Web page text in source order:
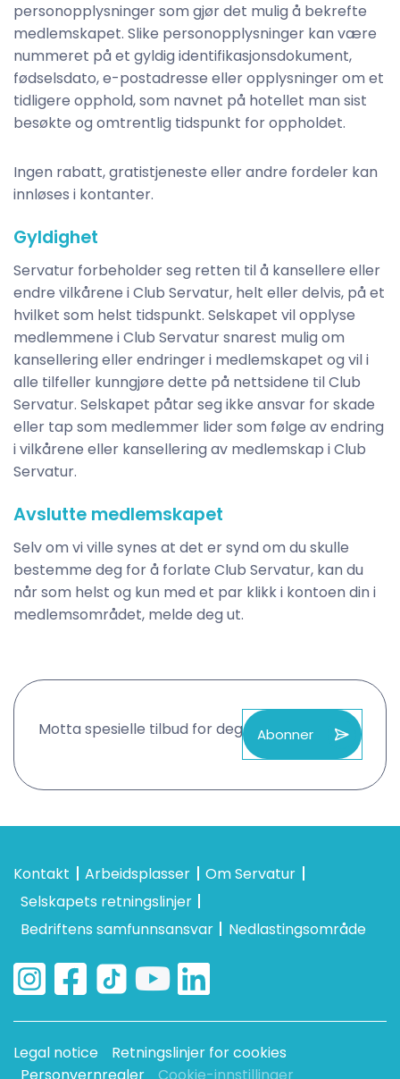
personopplysninger som gjør det mulig å bekrefte
medlemskapet. Slike personopplysninger kan være
nummeret på et gyldig identifikasjonsdokument,
fødselsdato, e-postadresse eller opplysninger om et
tidligere opphold, som navnet på hotellet man sist
besøkte og omtrentlig tidspunkt for oppholdet. ​
Ingen rabatt, gratistjeneste eller andre fordeler kan
innløses i kontanter.
Gyldighet
Servatur forbeholder seg retten til å kansellere eller
endre vilkårene i Club Servatur, helt eller delvis, på et
hvilket som helst tidspunkt. Selskapet vil opplyse
medlemmene i Club Servatur snarest mulig om
kansellering eller endringer i medlemskapet og vil i
alle tilfeller kunngjøre dette på nettsidene til Club
Servatur. Selskapet påtar seg ikke ansvar for skade
eller tap som medlemmer lider som følge av endring
i vilkårene eller kansellering av medlemskap i Club
Servatur.
Avslutte medlemskapet
Selv om vi ville synes at det er synd om du skulle
bestemme deg for å forlate Club Servatur, kan du
når som helst og kun med et par klikk i kontoen din i
medlemsområdet, melde deg ut.
Motta spesielle tilbud for deg Abonner
Kontakt Arbeidsplasser
Om Servatur
Selskapets retningslinjer
Bedriftens samfunnsansvar
Nedlastingsområde
Legal notice
Retningslinjer for cookies
Personvernregler
Cookie-innstillinger